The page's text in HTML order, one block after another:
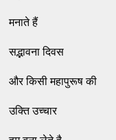
मनाते हैं
सद्भावना दिवस
और किसी महापुरूष की
उक्ति उच्चार